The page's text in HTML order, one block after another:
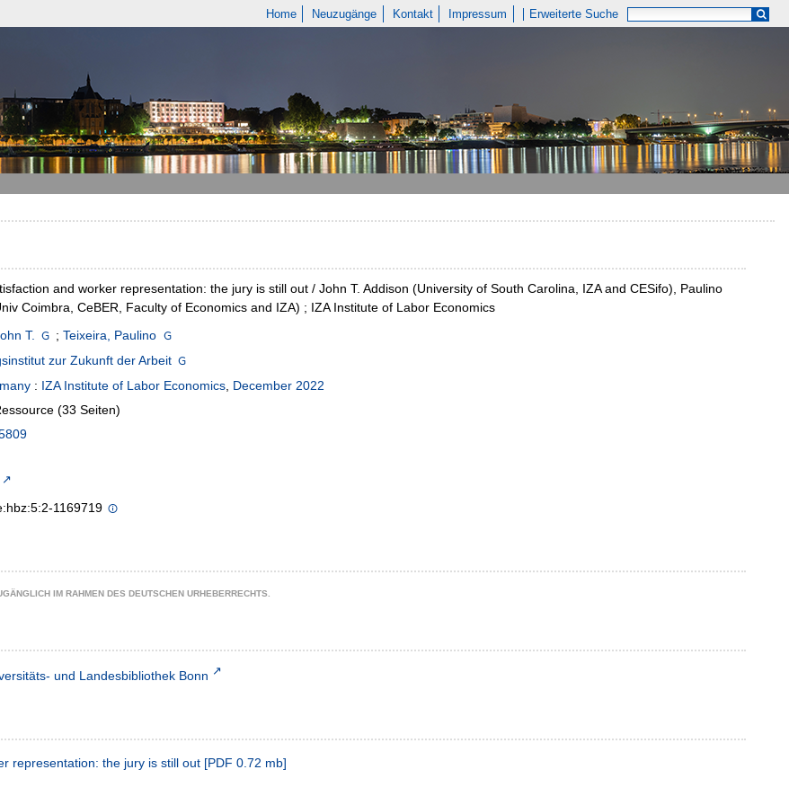
Home Neuzugänge Kontakt Impressum Erweiterte Suche
and worker representation: the jury is still out / John T. Addison (University of South Carolina, IZA and CESifo), Paulino
Coimbra, CeBER, Faculty of Economics and IZA) ; IZA Institute of Labor Economics
T. ; Teixeira, Paulino
zur Zukunft der Arbeit
: IZA Institute of Labor Economics, December 2022
(33 Seiten)
1169719
IM RAHMEN DES DEUTSCHEN URHEBERRECHTS.
und Landesbibliothek Bonn
representation: the jury is still out [PDF 0.72 mb]